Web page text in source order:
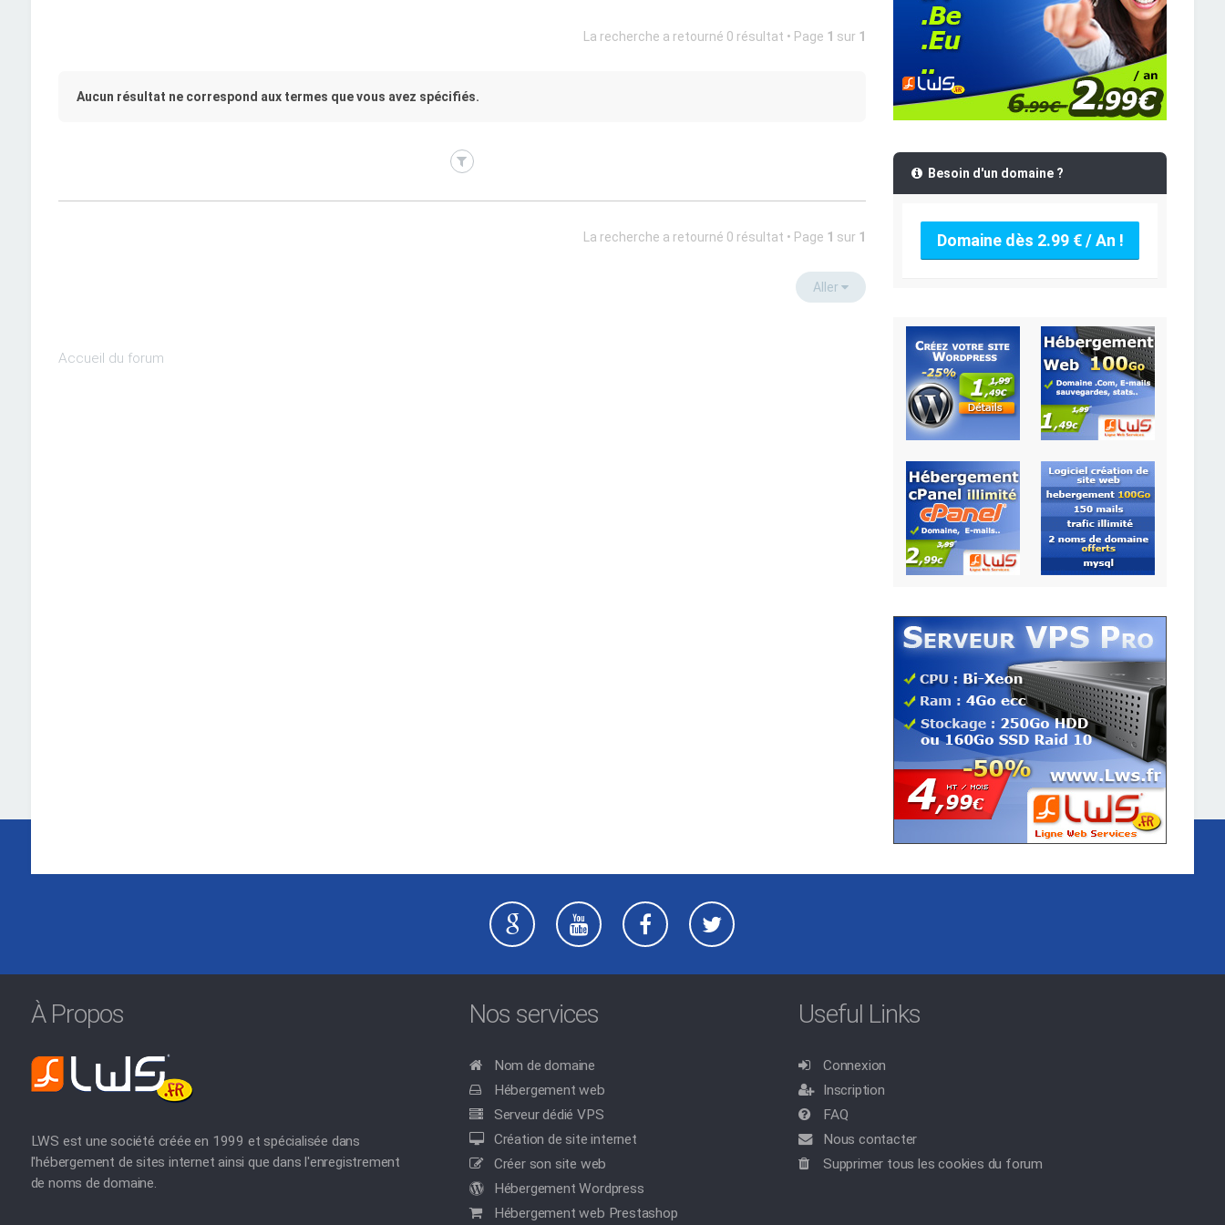
La recherche a retourné 0 résultat • Page 1 sur 1
Aucun résultat ne correspond aux termes que vous avez spécifiés.
La recherche a retourné 0 résultat • Page 1 sur 1
Aller
Accueil du forum
Besoin d'un domaine ?
Domaine dès 2.99 € / An !
À Propos
LWS est une société créée en 1999 et spécialisée dans
l'hébergement de sites internet ainsi que dans l'enregistrement
de noms de domaine.
Nos services
Nom de domaine
Hébergement web
Serveur dédié VPS
Création de site internet
Créer son site web
Hébergement Wordpress
Hébergement web Prestashop
Useful Links
Connexion
Inscription
FAQ
Nous contacter
Supprimer tous les cookies du forum